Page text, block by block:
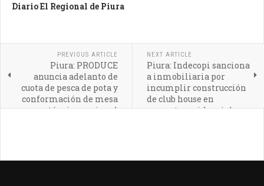
Diario El Regional de Piura
PREVIOUS ARTICLE
Piura: PRODUCE
anuncia adelanto de
cuota de pesca de pota y
conformación de mesa
técnica nacional
NEXT ARTICLE
Piura: Indecopi sanciona
a inmobiliaria por
incumplir construcción
de club house en
proyecto residencial